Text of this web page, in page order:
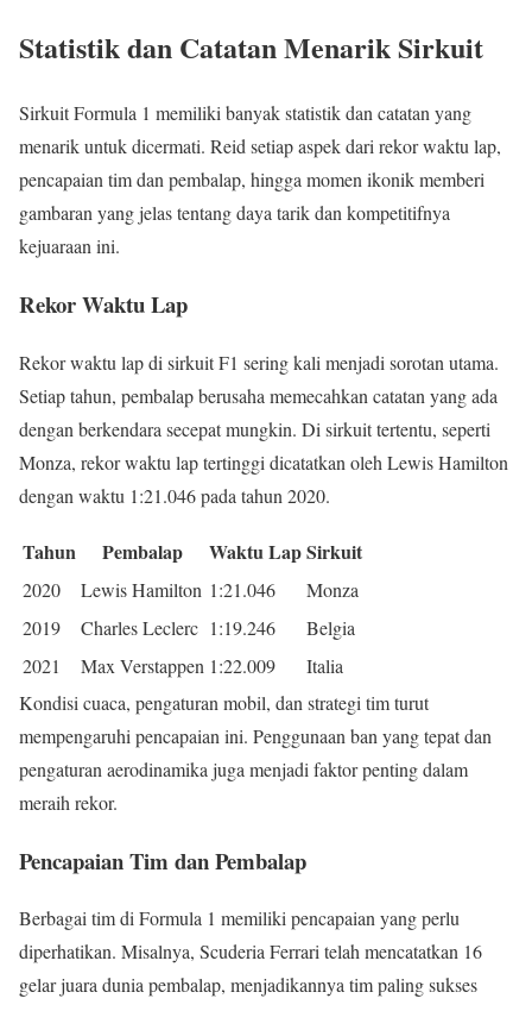
Statistik dan Catatan Menarik Sirkuit
Sirkuit Formula 1 memiliki banyak statistik dan catatan yang
menarik untuk dicermati. Reid setiap aspek dari rekor waktu lap,
pencapaian tim dan pembalap, hingga momen ikonik memberi
gambaran yang jelas tentang daya tarik dan kompetitifnya
kejuaraan ini.
Rekor Waktu Lap
Rekor waktu lap di sirkuit F1 sering kali menjadi sorotan utama.
Setiap tahun, pembalap berusaha memecahkan catatan yang ada
dengan berkendara secepat mungkin. Di sirkuit tertentu, seperti
Monza, rekor waktu lap tertinggi dicatatkan oleh Lewis Hamilton
dengan waktu 1:21.046 pada tahun 2020.
Tahun Pembalap Waktu LapSirkuit
2020 Lewis Hamilton 1:21.046
Monza
2019
Charles Leclerc 1:19.246
Belgia
2021
Max Verstappen 1:22.009
Italia
Kondisi cuaca, pengaturan mobil, dan strategi tim turut
mempengaruhi pencapaian ini. Penggunaan ban yang tepat dan
pengaturan aerodinamika juga menjadi faktor penting dalam
meraih rekor.
Pencapaian Tim dan Pembalap
Berbagai tim di Formula 1 memiliki pencapaian yang perlu
diperhatikan. Misalnya, Scuderia Ferrari telah mencatatkan 16
gelar juara dunia pembalap, menjadikannya tim paling sukses